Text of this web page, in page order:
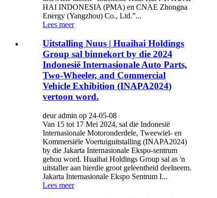
HAI INDONESIA (PMA) en CNAE Zhongna
Energy (Yangzhou) Co., Ltd.”...
Lees meer
Uitstalling Nuus | Huaihai Holdings
Group sal binnekort by die 2024
Indonesië Internasionale Auto Parts,
Two-Wheeler, and Commercial
Vehicle Exhibition (INAPA2024)
vertoon word.
deur admin op 24-05-08
Van 15 tot 17 Mei 2024, sal die Indonesië
Internasionale Motoronderdele, Tweewiel- en
Kommersiële Voertuiguitstalling (INAPA2024)
by die Jakarta Internasionale Ekspo-sentrum
gehou word. Huaihai Holdings Group sal as 'n
uitstaller aan hierdie groot geleentheid deelneem.
Jakarta Internasionale Ekspo Sentrum I...
Lees meer